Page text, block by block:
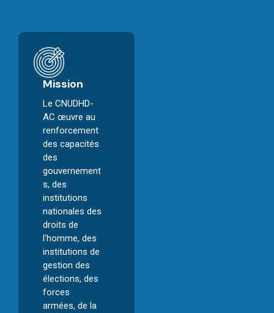
Mission
Le CNUDHD-
AC œuvre au
renforcement
des capacités
des
gouvernement
s, des
institutions
nationales des
droits de
l'homme, des
institutions de
gestion des
élections, des
forces
armées, de la